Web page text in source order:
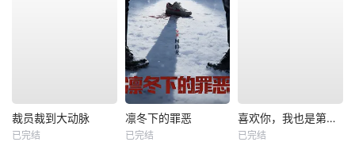
裁员裁到大动脉
已完结
凛冬下的罪恶
已完结
喜欢你，我也是第一部
已完结